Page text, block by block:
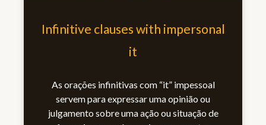
Infinitive clauses with impersonal
it
As orações infinitivas com “it” impessoal
servem para expressar uma opinião ou
julgamento sobre uma ação ou situação de